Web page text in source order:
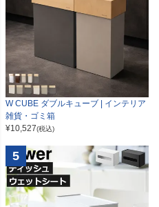
W CUBE ダブルキューブ | インテリア
雑貨・ゴミ箱
¥10,527(税込)
5